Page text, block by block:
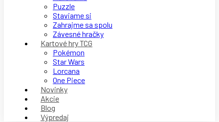
Puzzle
Staviame si
Zahrajme sa spolu
Závesné hračky
Kartové hry TCG
Pokémon
Star Wars
Lorcana
One Piece
Novinky
Akcie
Blog
Výpredaj